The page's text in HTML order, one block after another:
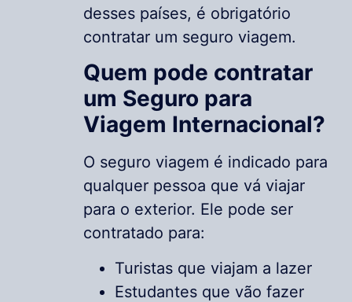
desses países, é obrigatório
contratar um seguro viagem.
Quem pode contratar
um Seguro para
Viagem Internacional?
O seguro viagem é indicado para
qualquer pessoa que vá viajar
para o exterior. Ele pode ser
contratado para:
Turistas que viajam a lazer
Estudantes que vão fazer